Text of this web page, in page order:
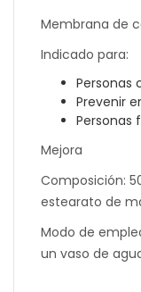
Membrana de
Indicado para:
Personas
Prevenir
Personas
Mejora
Composición:
estearato de
Modo de
un vaso de